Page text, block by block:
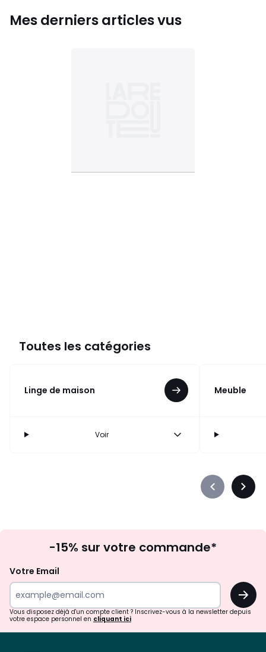
Mes derniers articles vus
Toutes les catégories
Linge de maison
Voir
Meuble
Précédent
à
newsletter
-15% sur votre commande*
Votre Email
OK
Vous disposez déjà d'un compte client ? Inscrivez-vous à la newsletter depuis
votre espace personnel en cliquant ici